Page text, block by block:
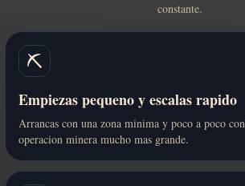
constante.
⛏️
Empiezas pequeno y escalas rapido
Arrancas con una zona minima y poco a poco
operacion minera mucho mas grande.